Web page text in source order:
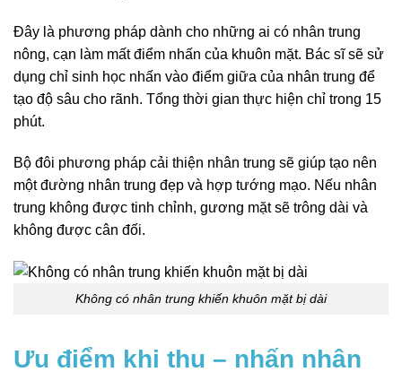
Đây là phương pháp dành cho những ai có nhân trung
nông, cạn làm mất điểm nhấn của khuôn mặt. Bác sĩ sẽ sử
dụng chỉ sinh học nhấn vào điểm giữa của nhân trung để
tạo độ sâu cho rãnh. Tổng thời gian thực hiện chỉ trong 15
phút.
Bộ đôi phương pháp cải thiện nhân trung sẽ giúp tạo nên
một đường nhân trung đẹp và hợp tướng mạo. Nếu nhân
trung không được tinh chỉnh, gương mặt sẽ trông dài và
không được cân đối.
Không có nhân trung khiến khuôn mặt bị dài
Ưu điểm khi thu – nhấn nhân